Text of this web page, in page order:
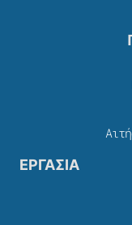
ΕΡΓΑΣΙΑ